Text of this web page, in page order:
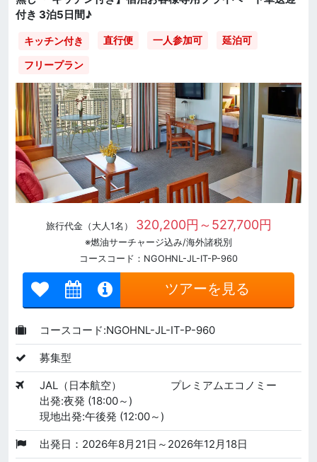
付き 3泊5日間♪
キッチン付き 直行便 一人参加可 延泊可
フリープラン
旅行代金（大人1名） 320,200円～527,700円
※燃油サーチャージ込み/海外諸税別
コースコード：NGOHNL-JL-IT-P-960
ツアーを見る
コースコード:NGOHNL-JL-IT-P-960
募集型
JAL（日本航空）
プレミアムエコノミー
出発:夜発 (18:00～)
現地出発:午後発 (12:00～)
出発日：2026年8月21日～2026年12月18日